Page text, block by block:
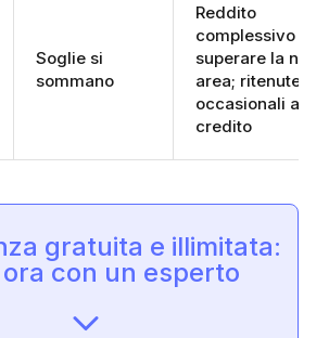
Soglie si
sommano
Reddito
complessivo può
superare la no
area; ritenute
occasionali a
credito
gratuita e illimitata:
con un esperto